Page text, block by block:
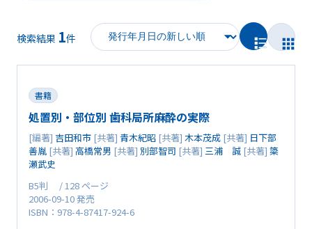
電子BOOK
著者一覧
検索結果 1件
書籍
処置別・部位別 歯科局所麻酔の実際
[編著] 吉田和市 [共著] 青木紀昭 [共著] 木本茂成 [共著] 日下部
善胤 [共著] 高橋常男 [共著] 別部智司 [共著] 三浦 誠 [共著] 簗
瀬武史
B5判 / 128 ページ
2006-09-10 発売
ISBN：978-4-87417-924-6